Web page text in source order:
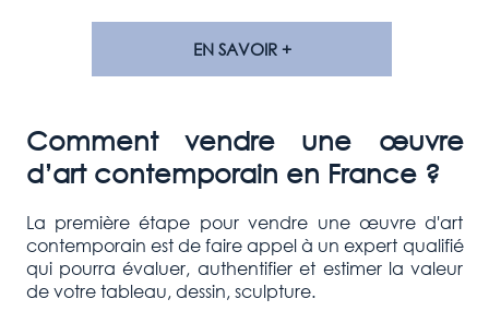
EN SAVOIR +
Comment vendre une œuvre
d’art contemporain en France ?
La première étape pour vendre une œuvre d'art
contemporain est de faire appel à un expert qualifié
qui pourra évaluer, authentifier et estimer la valeur
de votre tableau, dessin, sculpture.